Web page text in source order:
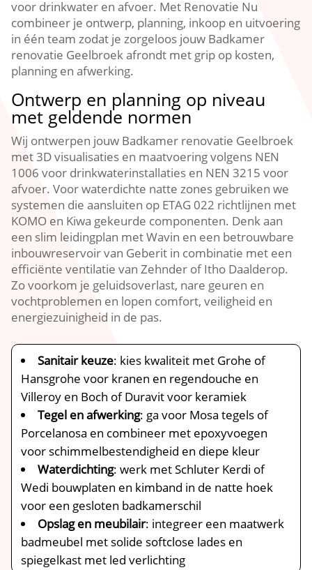
voor drinkwater en afvoer. Met Renovatie Nu
combineer je ontwerp, planning, inkoop en uitvoering
in één team zodat je zorgeloos jouw Badkamer
renovatie Geelbroek afrondt met grip op kosten,
planning en afwerking.
Ontwerp en planning op niveau
met geldende normen
Wij ontwerpen jouw Badkamer renovatie Geelbroek
met 3D visualisaties en maatvoering volgens NEN
1006 voor drinkwaterinstallaties en NEN 3215 voor
afvoer. Voor waterdichte natte zones gebruiken we
systemen die aansluiten op ETAG 022 richtlijnen met
KOMO en Kiwa gekeurde componenten. Denk aan
een slim leidingplan met Wavin en een betrouwbare
inbouwreservoir van Geberit in combinatie met een
efficiënte ventilatie van Zehnder of Itho Daalderop.
Zo voorkom je geluidsoverlast, nare geuren en
vochtproblemen en lopen comfort, veiligheid en
energiezuinigheid in de pas.
Sanitair keuze: kies kwaliteit met Grohe of
Hansgrohe voor kranen en regendouche en
Villeroy en Boch of Duravit voor keramiek
Tegel en afwerking: ga voor Mosa tegels of
Porcelanosa en combineer met epoxyvoegen
voor schimmelbestendigheid en diepe kleur
Waterdichting: werk met Schluter Kerdi of
Wedi bouwplaten en kimband in de natte hoek
voor een gesloten badkamerschil
Opslag en meubilair: integreer een maatwerk
badmeubel met solide softclose lades en
spiegelkast met led verlichting